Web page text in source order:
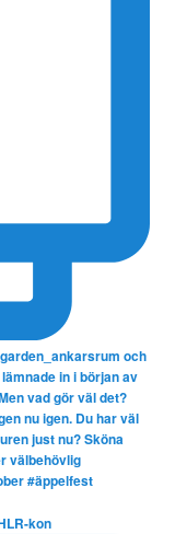
kon